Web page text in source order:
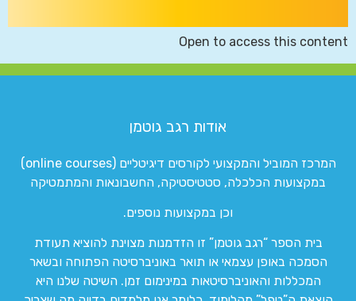
Open to access this content
אודות רגב גוטמן
המרכז המוביל והמקצועי לקורסים דיגיטליים (online courses)
במקצועות הכלכלה, סטטיסטיקה, החשבונאות והמתמטיקה
וכן במקצועות נוספים.
בית הספר “רגב גוטמן” זו הזדמנות מצוינת להוציא תעודת
הסמכה באופן עצמאי או תואר באוניברסיטה הפתוחה ובשאר
המכללות והאוניברסיטאות במינימום זמן. השיטה שלנו היא